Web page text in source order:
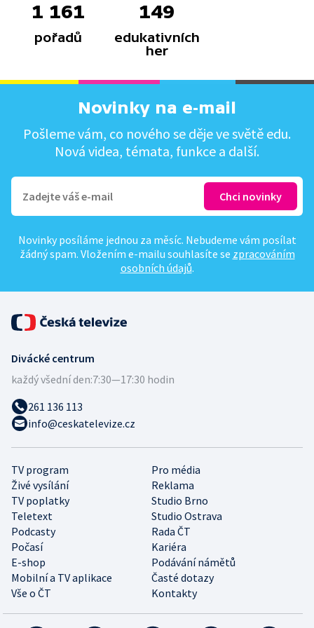
1 161
pořadů
149
edukativních
her
Novinky na e-mail
Pošleme vám, co nového se děje ve světě edu.
Nová videa, témata, funkce a další.
Novinky posíláme jednou za měsíc. Nebudeme vám posílat
žádný spam. Vložením e-mailu souhlasíte se zpracováním
osobních údajů.